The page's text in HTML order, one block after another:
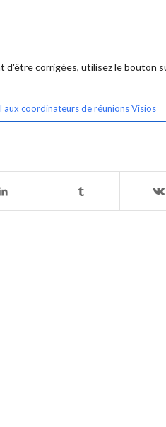
corrigées, utilisez le bouton
aux coordinateurs de réunions Visios